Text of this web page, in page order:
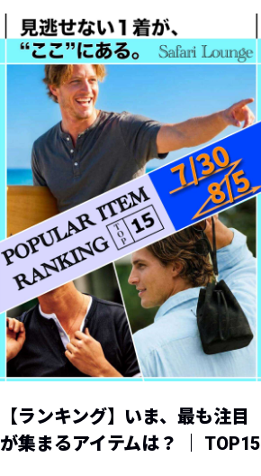
【ランキング】いま、最も注目
が集まるアイテムは？ ｜ TOP15